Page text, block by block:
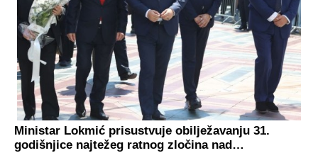
Ministar Lokmić prisustvuje obilježavanju 31.
godišnjice najtežeg ratnog zločina nad…